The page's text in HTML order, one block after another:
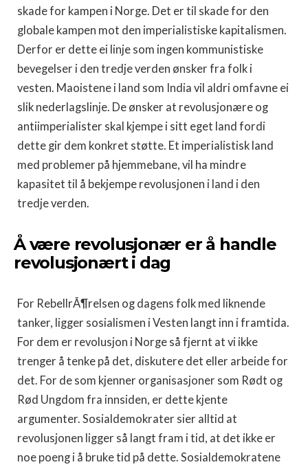
skade for kampen i Norge. Det er til skade for den
globale kampen mot den imperialistiske kapitalismen.
Derfor er dette ei linje som ingen kommunistiske
bevegelser i den tredje verden ønsker fra folk i
vesten. Maoistene i land som India vil aldri omfavne ei
slik nederlagslinje. De ønsker at revolusjonære og
antiimperialister skal kjempe i sitt eget land fordi
dette gir dem konkret støtte. Et imperialistisk land
med problemer på hjemmebane, vil ha mindre
kapasitet til å bekjempe revolusjonen i land i den
tredje verden.
Å være revolusjonær er å handle
revolusjonært i dag
For RebellrÃ¶relsen og dagens folk med liknende
tanker, ligger sosialismen i Vesten langt inn i framtida.
For dem er revolusjon i Norge så fjernt at vi ikke
trenger å tenke på det, diskutere det eller arbeide for
det. For de som kjenner organisasjoner som Rødt og
Rød Ungdom fra innsiden, er dette kjente
argumenter. Sosialdemokrater sier alltid at
revolusjonen ligger så langt fram i tid, at det ikke er
noe poeng i å bruke tid på dette. Sosialdemokratene